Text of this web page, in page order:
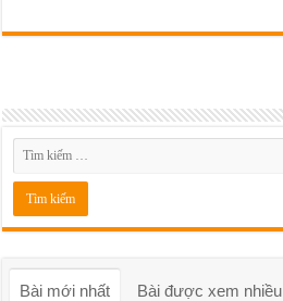
Bài mới nhất Bài được xem nhiều